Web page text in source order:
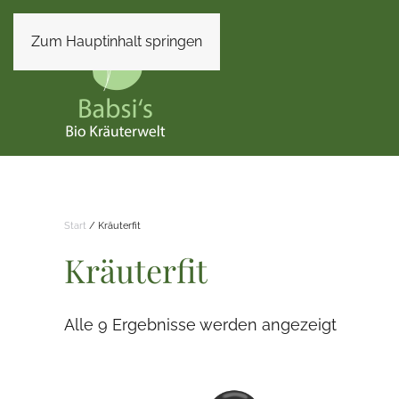
Zum Hauptinhalt springen
Start / Kräuterfit
Kräuterfit
Alle 9 Ergebnisse werden angezeigt